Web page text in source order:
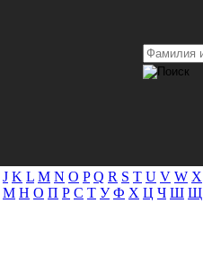
J K L M N O P Q R S T U V W X
М Н О П Р С Т У Ф Х Ц Ч Ш Щ